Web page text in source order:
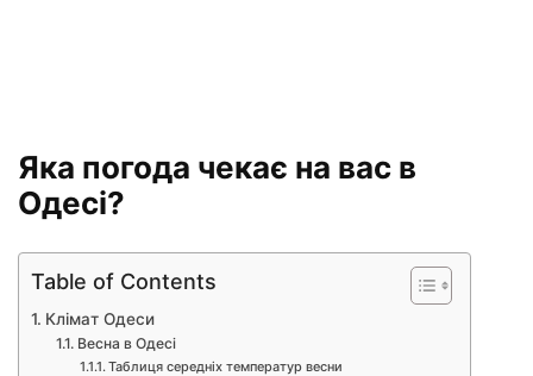
Яка погода чекає на вас в
Одесі?
Table of Contents
Клімат Одеси
Весна в Одесі
Таблиця середніх температур весни